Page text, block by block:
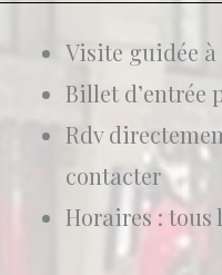
Visite guidée à
Billet d’entrée
Rdv
contacter
Horaires : tous